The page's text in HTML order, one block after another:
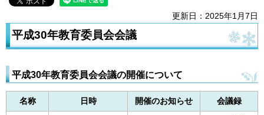
更新日：2025年1月7日
平成30年教育委員会会議
平成30年教育委員会会議の開催について
名称 日時 開催のお知らせ 会議録